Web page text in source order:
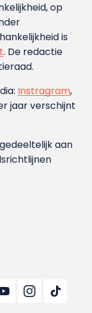
op
is
. De redactie
Instragram,
jaar verschijnt
aan